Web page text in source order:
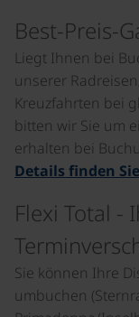
Best-Preis-
Liegt Ihnen bei
unserer
Kreuzfahrten bei
bitten wir Sie um
erhalten bei
Details finden
Flexi Total -
Sie können Ihre
umbuchen